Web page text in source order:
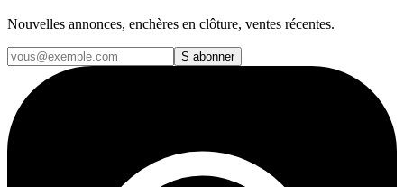
Nouvelles annonces, enchères en clôture, ventes récentes.
S abonner